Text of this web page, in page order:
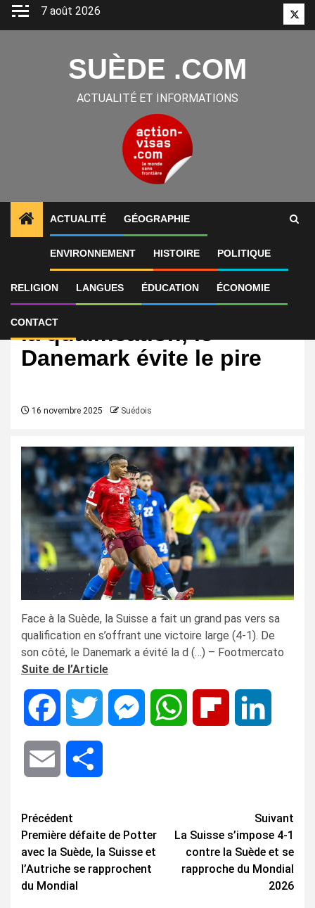
Aller
7 août 2026
SUÈDE .COM
ACTUALITÉ ET INFORMATIONS
ACTUALITÉ GÉOGRAPHIE
ENVIRONNEMENT HISTOIRE POLITIQUE
RELIGION LANGUES ÉDUCATION ÉCONOMIE
CONTACT
International
Qualifs CDM Europe : la
Suisse se rapproche de
la qualification, le
Danemark évite le pire
16 novembre 2025 Suédois
Face à la Suède, la Suisse a fait un grand pas vers sa
qualification en s’offrant une victoire large (4-1). De
son côté, le Danemark a évité la d (…) – Footmercato
Suite de l’Article
Facebook Twitter MessengerWhatsApp Flipboard
Email
Navigation
d’article
Précédent
Première défaite de Potter
avec la Suède, la Suisse et
l’Autriche se rapprochent
du Mondial
Suivant
La Suisse s’impose 4-1
contre la Suède et se
rapproche du Mondial
2026